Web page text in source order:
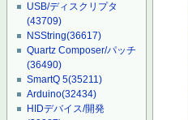
USB/ディスクリプタ
(43709)
NSString(36617)
Quartz Composer/パッチ
(36490)
SmartQ 5(35211)
Arduino(32434)
HIDデバイス/開発